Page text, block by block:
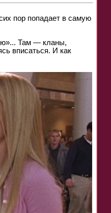
пор попадает в самую
Там — кланы,
вписаться. И как